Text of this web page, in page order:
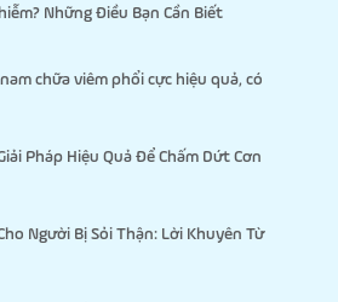
Những Điều Bạn Cần Biết
chữa viêm phổi cực hiệu quả, có
Pháp Hiệu Quả Để Chấm Dứt Cơn
Người Bị Sỏi Thận: Lời Khuyên Từ